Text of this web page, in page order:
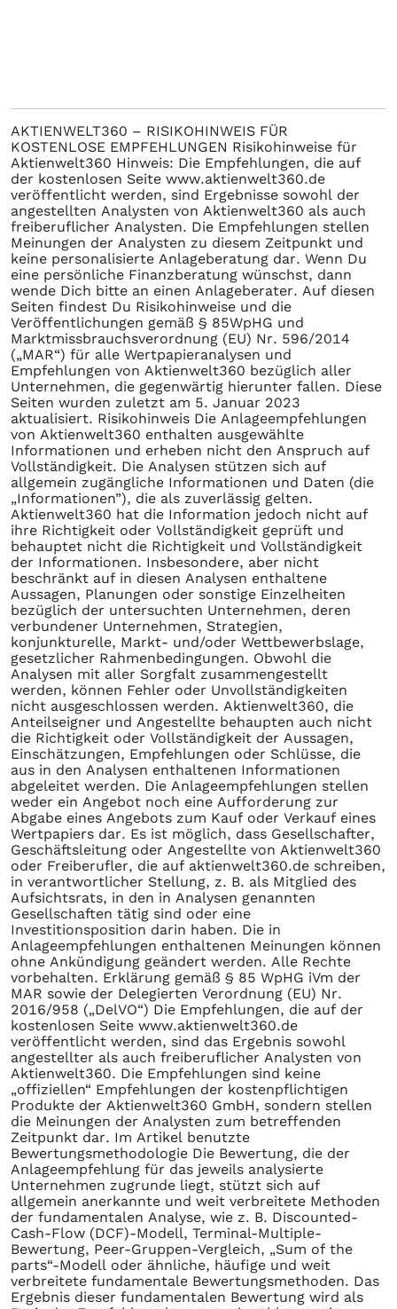
AKTIENWELT360 – RISIKOHINWEIS FÜR
KOSTENLOSE EMPFEHLUNGEN Risikohinweise für
Aktienwelt360 Hinweis: Die Empfehlungen, die auf
der kostenlosen Seite www.aktienwelt360.de
veröffentlicht werden, sind Ergebnisse sowohl der
angestellten Analysten von Aktienwelt360 als auch
freiberuflicher Analysten. Die Empfehlungen stellen
Meinungen der Analysten zu diesem Zeitpunkt und
keine personalisierte Anlageberatung dar. Wenn Du
eine persönliche Finanzberatung wünschst, dann
wende Dich bitte an einen Anlageberater. Auf diesen
Seiten findest Du Risikohinweise und die
Veröffentlichungen gemäß § 85WpHG und
Marktmissbrauchsverordnung (EU) Nr. 596/2014
(„MAR“) für alle Wertpapieranalysen und
Empfehlungen von Aktienwelt360 bezüglich aller
Unternehmen, die gegenwärtig hierunter fallen. Diese
Seiten wurden zuletzt am 5. Januar 2023
aktualisiert. Risikohinweis Die Anlageempfehlungen
von Aktienwelt360 enthalten ausgewählte
Informationen und erheben nicht den Anspruch auf
Vollständigkeit. Die Analysen stützen sich auf
allgemein zugängliche Informationen und Daten (die
„Informationen”), die als zuverlässig gelten.
Aktienwelt360 hat die Information jedoch nicht auf
ihre Richtigkeit oder Vollständigkeit geprüft und
behauptet nicht die Richtigkeit und Vollständigkeit
der Informationen. Insbesondere, aber nicht
beschränkt auf in diesen Analysen enthaltene
Aussagen, Planungen oder sonstige Einzelheiten
bezüglich der untersuchten Unternehmen, deren
verbundener Unternehmen, Strategien,
konjunkturelle, Markt- und/oder Wettbewerbslage,
gesetzlicher Rahmenbedingungen. Obwohl die
Analysen mit aller Sorgfalt zusammengestellt
werden, können Fehler oder Unvollständigkeiten
nicht ausgeschlossen werden. Aktienwelt360, die
Anteilseigner und Angestellte behaupten auch nicht
die Richtigkeit oder Vollständigkeit der Aussagen,
Einschätzungen, Empfehlungen oder Schlüsse, die
aus in den Analysen enthaltenen Informationen
abgeleitet werden. Die Anlageempfehlungen stellen
weder ein Angebot noch eine Aufforderung zur
Abgabe eines Angebots zum Kauf oder Verkauf eines
Wertpapiers dar. Es ist möglich, dass Gesellschafter,
Geschäftsleitung oder Angestellte von Aktienwelt360
oder Freiberufler, die auf aktienwelt360.de schreiben,
in verantwortlicher Stellung, z. B. als Mitglied des
Aufsichtsrats, in den in Analysen genannten
Gesellschaften tätig sind oder eine
Investitionsposition darin haben. Die in
Anlageempfehlungen enthaltenen Meinungen können
ohne Ankündigung geändert werden. Alle Rechte
vorbehalten. Erklärung gemäß § 85 WpHG iVm der
MAR sowie der Delegierten Verordnung (EU) Nr.
2016/958 („DelVO“) Die Empfehlungen, die auf der
kostenlosen Seite www.aktienwelt360.de
veröffentlicht werden, sind das Ergebnis sowohl
angestellter als auch freiberuflicher Analysten von
Aktienwelt360. Die Empfehlungen sind keine
„offiziellen“ Empfehlungen der kostenpflichtigen
Produkte der Aktienwelt360 GmbH, sondern stellen
die Meinungen der Analysten zum betreffenden
Zeitpunkt dar. Im Artikel benutzte
Bewertungsmethodologie Die Bewertung, die der
Anlageempfehlung für das jeweils analysierte
Unternehmen zugrunde liegt, stützt sich auf
allgemein anerkannte und weit verbreitete Methoden
der fundamentalen Analyse, wie z. B. Discounted-
Cash-Flow (DCF)-Modell, Terminal-Multiple-
Bewertung, Peer-Gruppen-Vergleich, „Sum of the
parts“-Modell oder ähnliche, häufige und weit
verbreitete fundamentale Bewertungsmethoden. Das
Ergebnis dieser fundamentalen Bewertung wird als